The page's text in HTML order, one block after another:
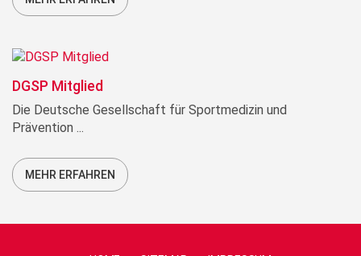
DGSP Mitglied
Die Deutsche Gesellschaft für Sportmedizin und
Prävention ...
MEHR ERFAHREN